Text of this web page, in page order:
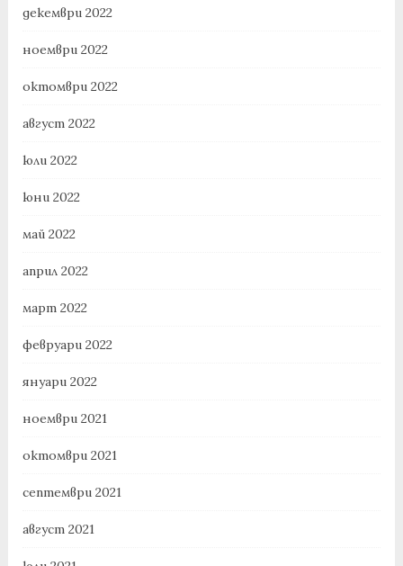
декември 2022
ноември 2022
октомври 2022
август 2022
юли 2022
юни 2022
май 2022
април 2022
март 2022
февруари 2022
януари 2022
ноември 2021
октомври 2021
септември 2021
август 2021